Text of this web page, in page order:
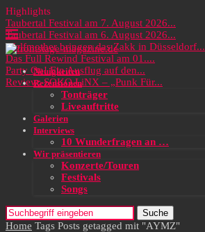
Highlights
Taubertal Festival am 7. August 2026...
Taubertal Festival am 6. August 2026...
Wolfmother bringen das Zakk in Düsseldorf...
Das Full Rewind Festival am 01....
Party On! Ein Ausflug auf den...
Review: SOKO LiNX – „Punk Für...
Neuigkeiten
Rezensionen
Tonträger
Liveauftritte
Galerien
Interviews
10 Wunderfragen an …
Wir präsentieren
Konzerte/Touren
Festivals
Songs
Suche
Home Tags Posts getagged mit "AYMZ"